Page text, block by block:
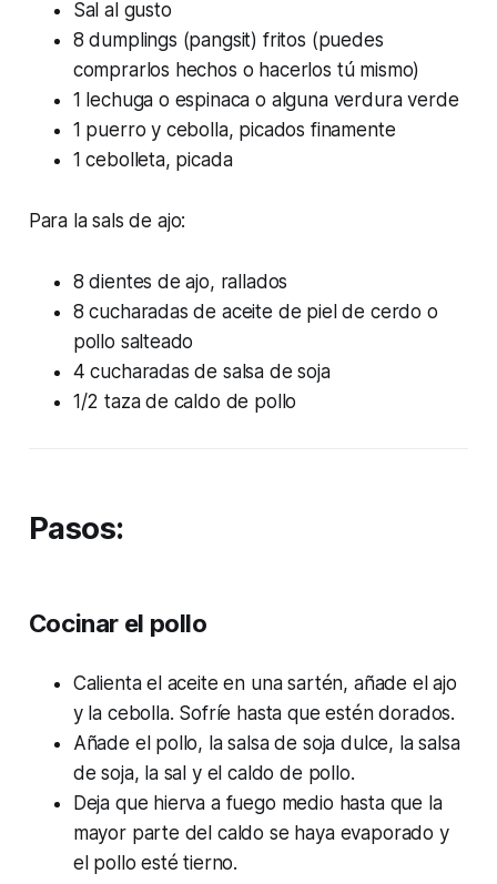
Sal al gusto
8 dumplings (pangsit) fritos (puedes
comprarlos hechos o hacerlos tú mismo)
1 lechuga o espinaca o alguna verdura verde
1 puerro y cebolla, picados finamente
1 cebolleta, picada
Para la sals de ajo:
8 dientes de ajo, rallados
8 cucharadas de aceite de piel de cerdo o
pollo salteado
4 cucharadas de salsa de soja
1/2 taza de caldo de pollo
Pasos:
Cocinar el pollo
Calienta el aceite en una sartén, añade el ajo
y la cebolla. Sofríe hasta que estén dorados.
Añade el pollo, la salsa de soja dulce, la salsa
de soja, la sal y el caldo de pollo.
Deja que hierva a fuego medio hasta que la
mayor parte del caldo se haya evaporado y
el pollo esté tierno.